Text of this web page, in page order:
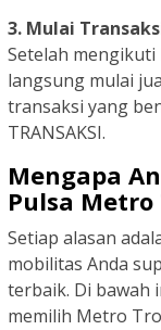
3. Mulai
Setelah mengikuti
langsung mulai
transaksi yang
TRANSAKSI.
Mengapa
Pulsa
Setiap alasan
mobilitas Anda
terbaik. Di bawah
memilih Metro